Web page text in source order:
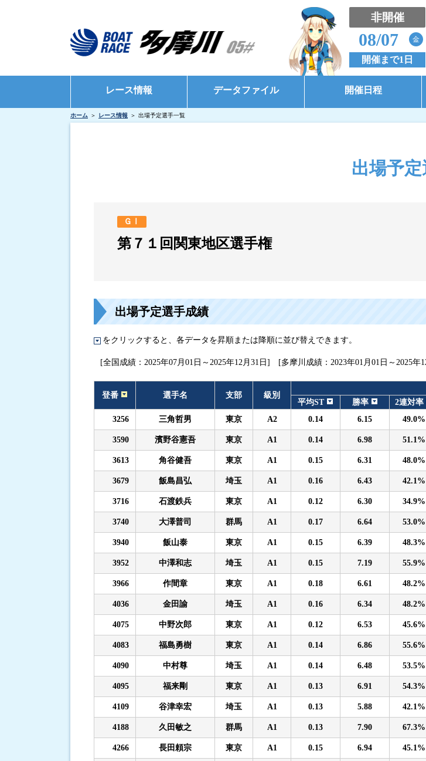
非開催
08/07 金
開催まで1日
レース情報
シリーズインデックス
出走表・前日予想PDF
モーター抽選結果・前検タイムランキング
データファイル 開催日程
開催日程（BTS市原）
ホーム レース情報 出場予定選手一覧
出場予
ＧⅠ
第７１回関東地区選手権
出場予定選手成績
をクリックすると、各データを昇順または降順に並び替えできます。
[全国成績：2025年07月01日～2025年12月31日] [多摩川成績：2023年01月01日～2025年
登番 選手名 支部 級別
平均ST
勝率 2連対率
3256
三角哲男 東京 A2 0.14 6.15 49.0%
3590 濱野谷憲吾 東京 A1 0.14 6.98 51.1%
3613 角谷健吾 東京 A1 0.15 6.31 48.0%
3679 飯島昌弘 埼玉 A1 0.16 6.43 42.1%
3716 石渡鉄兵 東京 A1 0.12 6.30 34.9%
3740 大澤普司 群馬 A1 0.17 6.64 53.0%
3940 飯山泰 東京 A1 0.15 6.39 48.3%
3952 中澤和志 埼玉 A1 0.15 7.19 55.9%
3966 作間章 東京 A1 0.18 6.61 48.2%
4036 金田諭 埼玉 A1 0.16 6.34 48.2%
4075 中野次郎 東京 A1 0.12 6.53 45.6%
4083 福島勇樹 東京 A1 0.14 6.86 55.6%
4090 中村尊 埼玉 A1 0.14 6.48 53.5%
4095 福来剛 東京 A1 0.13 6.91 54.3%
4109 谷津幸宏 埼玉 A1 0.13 5.88 42.1%
4188 久田敏之 群馬 A1 0.13 7.90 67.3%
4266 長田頼宗 東京 A1 0.15 6.94 45.1%